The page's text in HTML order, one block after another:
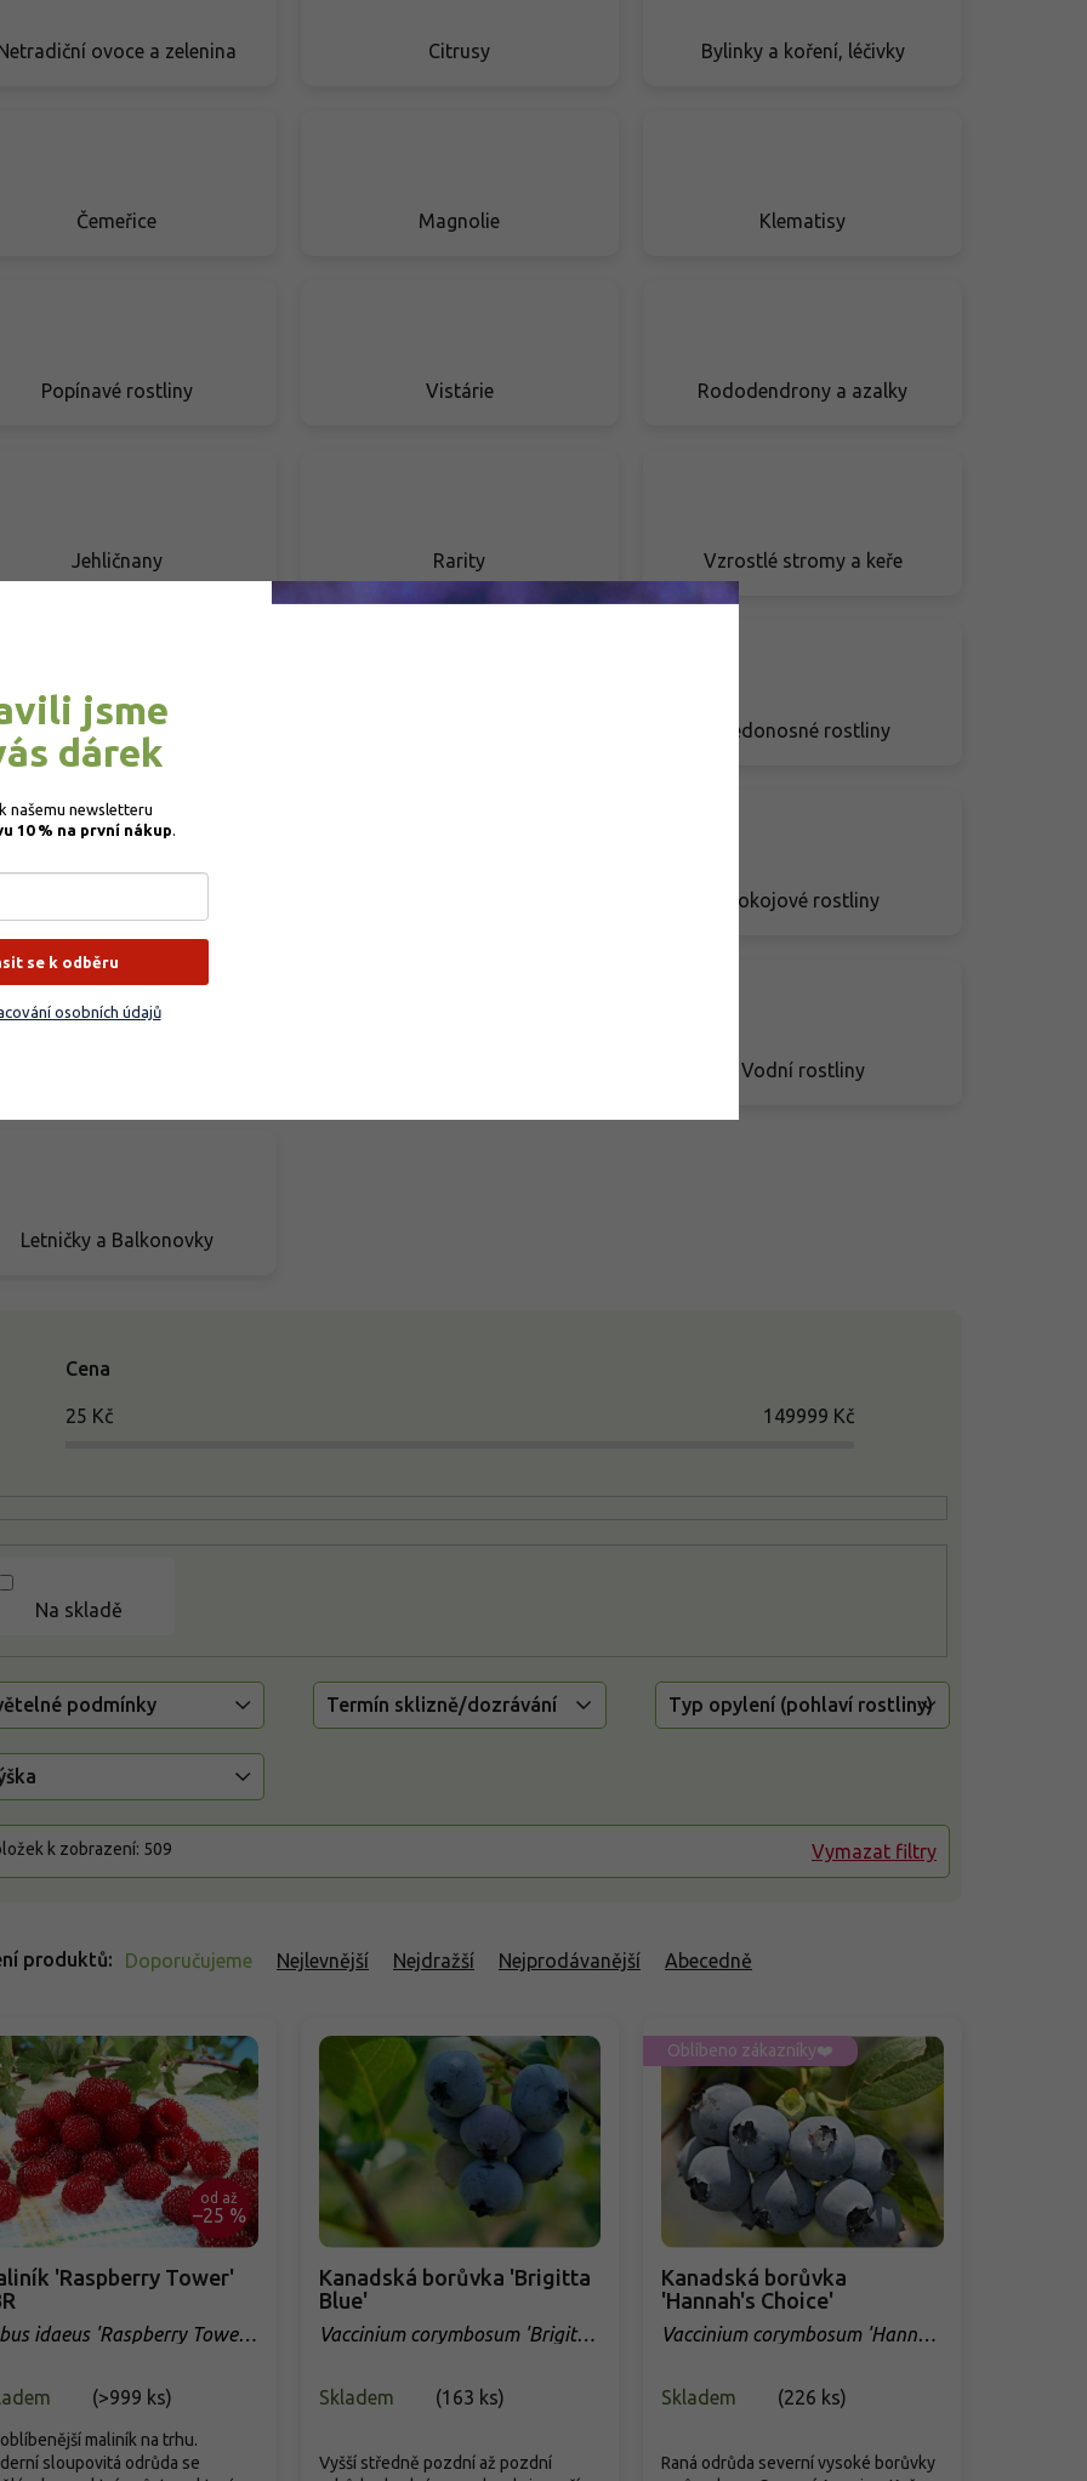
ovoce a zelenina Citrusy Bylinky a koření, léčivky
Čemeřice Magnolie Klematisy
Popínavé rostliny Vistárie Rododendrony a azalky
Jehličnany Rarity Vzrostlé stromy a keře
Živé ploty Medonosné rostliny
Pokojové rostliny
Vodní rostliny
Letničky a Balkonovky
produktů Doporučujeme Nejlevnější Nejdražší Nejprodávanější Abecedně
Cena
25 Kč 149999 Kč
Na skladě
podmínky Termín sklizně/dozrávání Typ opylení (pohlaví rostliny)
Vymazat filtry
k zobrazení: 509
od až
–25 %
'Raspberry Tower'
idaeus 'Raspberry Tower'
(>999 ks)
maliník na trhu.
sloupovitá odrůda se
Kanadská borůvka 'Brigitta
Blue'
Vaccinium corymbosum 'Brigitta
Skladem
(163 ks)
Vyšší středně pozdní až pozdní
Oblíbeno zákazníky❤️
Kanadská borůvka
'Hannah's Choice'
Vaccinium corymbosum 'Hannah
Skladem
(226 ks)
Raná odrůda severní vysoké borůvky
jsme
dárek
našemu newsletteru
10 % na první nákup.
se k odběru
osobních údajů